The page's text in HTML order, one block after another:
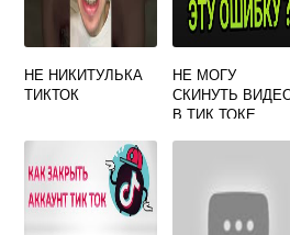
НЕ НИКИТУЛЬКА
ТИКТОК
НЕ МОГУ
СКИНУТЬ
В ТИК ТОКЕ